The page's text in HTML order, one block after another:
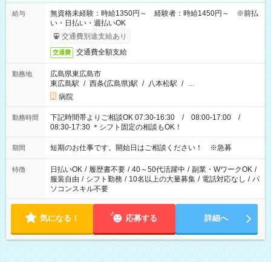
給与
無資格未経験：時給1350円～ 経験者：時給1450円～ ※前払
い・日払い・週払いOK
交通費別途支給あり
交通費 交通費全額支給
勤務地
広島県東広島市
東広島駅 / 西条(広島県)駅 / 八本松駅 / …
病院
勤務時間
下記時間帯よりご相談OK 07:30-16:30 / 08:00-17:00 /
08:30-17:30 ＊シフト固定の相談もOK！
期間 短期のお仕事です。開始日はご相談ください！ ※急募
特徴 日払いOK / 履歴書不要 / 40～50代活躍中 / 副業・WワークOK /
服装自由 / シフト勤務 / 10名以上の大量募集 / 電話対応なし / パ
ソコンスキル不要
気になる！ 応募する 詳細へ